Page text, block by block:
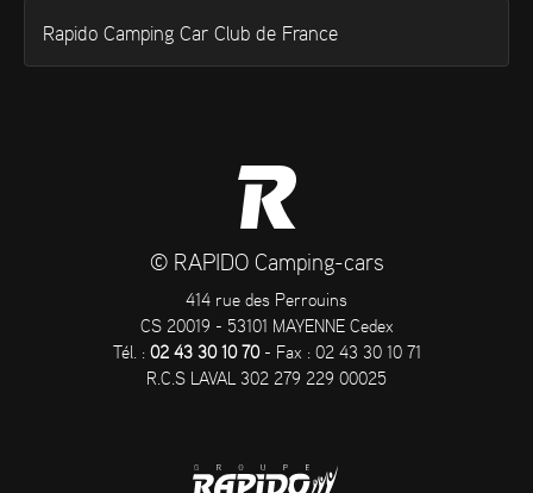
Rapido Camping Car Club de France
© RAPIDO Camping-cars
414 rue des Perrouins
CS 20019 - 53101 MAYENNE Cedex
Tél. : 02 43 30 10 70- Fax : 02 43 30 10 71
R.C.S LAVAL 302 279 229 00025